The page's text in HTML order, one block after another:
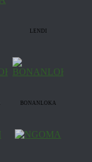
LENDI
BONANLOKA